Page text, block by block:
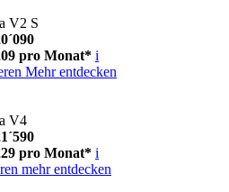
V2 S
pro Monat* i
Mehr entdecken
V4
pro Monat* i
mehr entdecken